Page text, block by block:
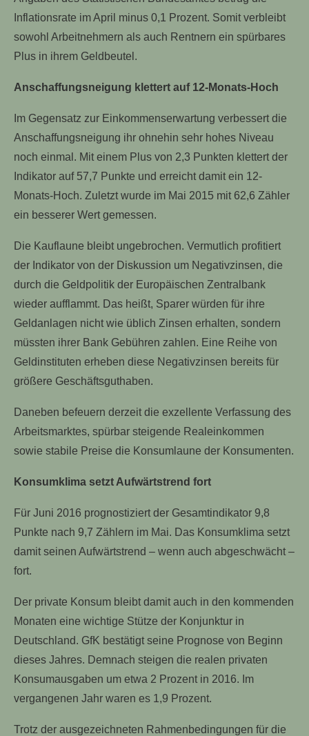
Inflationsrate im April minus 0,1 Prozent. Somit verbleibt
sowohl Arbeitnehmern als auch Rentnern ein spürbares
Plus in ihrem Geldbeutel.
Anschaffungsneigung klettert auf 12-Monats-Hoch
Im Gegensatz zur Einkommenserwartung verbessert die
Anschaffungsneigung ihr ohnehin sehr hohes Niveau
noch einmal. Mit einem Plus von 2,3 Punkten klettert der
Indikator auf 57,7 Punkte und erreicht damit ein 12-
Monats-Hoch. Zuletzt wurde im Mai 2015 mit 62,6 Zähler
ein besserer Wert gemessen.
Die Kauflaune bleibt ungebrochen. Vermutlich profitiert
der Indikator von der Diskussion um Negativzinsen, die
durch die Geldpolitik der Europäischen Zentralbank
wieder aufflammt. Das heißt, Sparer würden für ihre
Geldanlagen nicht wie üblich Zinsen erhalten, sondern
müssten ihrer Bank Gebühren zahlen. Eine Reihe von
Geldinstituten erheben diese Negativzinsen bereits für
größere Geschäftsguthaben.
Daneben befeuern derzeit die exzellente Verfassung des
Arbeitsmarktes, spürbar steigende Realeinkommen
sowie stabile Preise die Konsumlaune der Konsumenten.
Konsumklima setzt Aufwärtstrend fort
Für Juni 2016 prognostiziert der Gesamtindikator 9,8
Punkte nach 9,7 Zählern im Mai. Das Konsumklima setzt
damit seinen Aufwärtstrend – wenn auch abgeschwächt –
fort.
Der private Konsum bleibt damit auch in den kommenden
Monaten eine wichtige Stütze der Konjunktur in
Deutschland. GfK bestätigt seine Prognose von Beginn
dieses Jahres. Demnach steigen die realen privaten
Konsumausgaben um etwa 2 Prozent in 2016. Im
vergangenen Jahr waren es 1,9 Prozent.
Trotz der ausgezeichneten Rahmenbedingungen für die